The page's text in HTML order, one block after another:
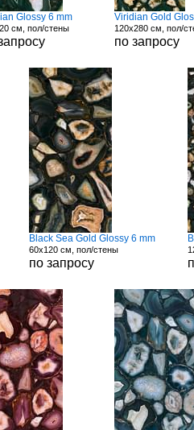
Glossy 6 mm
см, пол/стены
Viridian Gold
120x280 см, пол/
по запросу
Black Sea Gold Glossy 6 mm
60x120 см, пол/стены
по запросу